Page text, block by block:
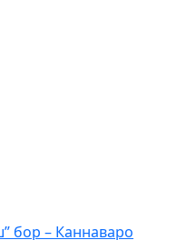
бор – Каннаваро